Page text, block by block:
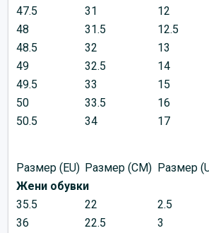
47.5
31
12
48
31.5
12.5
48.5
32
13
49
32.5
14
49.5
33
15
50
33.5
16
50.5
34 17
Размер (EU) Размер (CM) Размер
Жени обувки
35.5
22
2.5
36
22.5
3